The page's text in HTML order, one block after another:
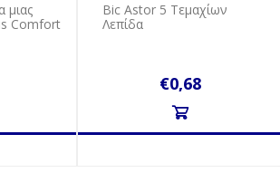
μιας
Comfort
Bic Astor 5 Τεμαχίων
Λεπίδα
€0,68